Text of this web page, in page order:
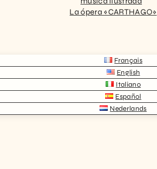
La ópera «CARTHAGO»
Français
English
Italiano
Español
Nederlands